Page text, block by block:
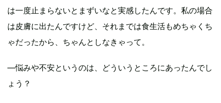
は一度止まらないとまずいなと実感したんです。私の場合
は皮膚に出たんですけど、それまでは食生活もめちゃくち
ゃだったから、ちゃんとしなきゃって。
―悩みや不安というのは、どういうところにあったんでし
ょう？